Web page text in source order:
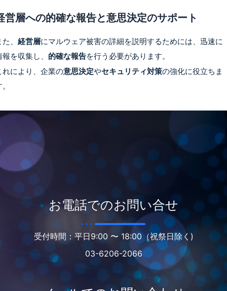
営層への的確な報告と意思決定のサポート
た、経営層にマルウェア被害の詳細を説明するためには、迅速に
報を収集し、 的確な報告を行う必要があります。
れにより、企業の意思決定やセキュリティ対策の強化に役立ちま
お電話でのお問い合せ
受付時間：平日9:00 〜 18:00（祝祭日除く)
03-6206-2066